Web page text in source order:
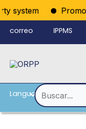
system
Ir
al
contenido
correo IPPMS
Language
Alternar
Buscar
por: